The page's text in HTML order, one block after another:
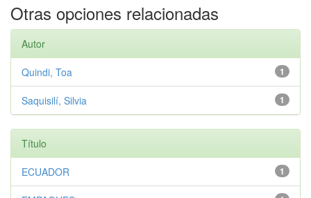
Otras opciones relacionadas
Autor
1
Quindi, Toa
1
Saquisilí, Silvia
Título
1
ECUADOR